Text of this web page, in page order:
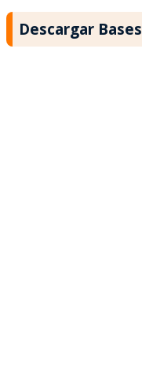
Descargar Bases